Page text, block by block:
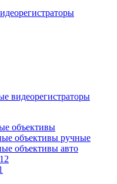
видеорегистраторы
объективы
объективы ручные
объективы авто